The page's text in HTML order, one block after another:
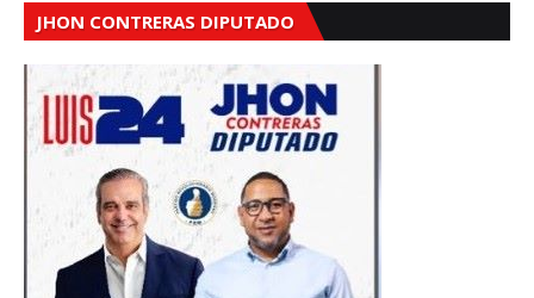
JHON CONTRERAS DIPUTADO